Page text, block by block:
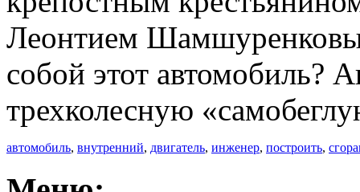
Леонтием
собой этот автомобиль?
трехколесную
автомобиль, внутренний, двигатель, инженер, построить,